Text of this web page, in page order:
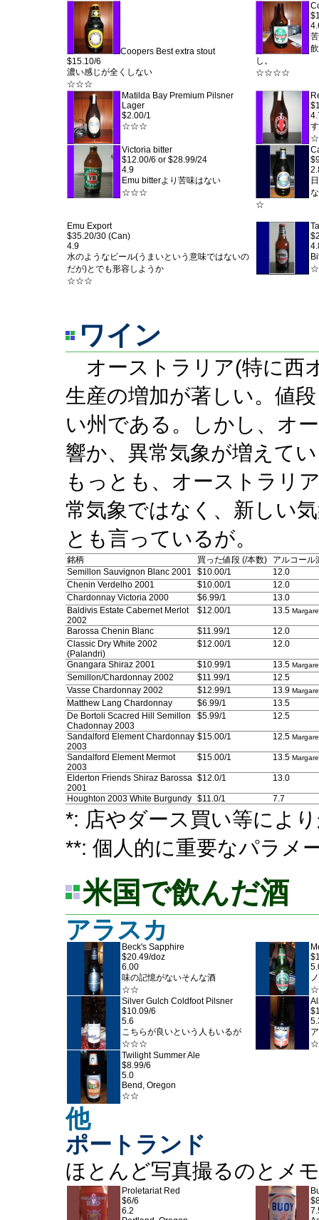
Coopers Best extra stout
$15.10/6
濃い感じが全くしない
☆☆☆
し。
☆☆☆☆
Matilda Bay Premium Pilsner
Lager
$2.00/1
☆☆☆
Victoria bitter
$12.00/6 or $28.99/24
4.9
Emu bitterより苦味はない
☆☆☆
☆
Emu Export
$35.20/30 (Can)
4.9
水のようなビール(うまいという意味ではないの
だが)とでも形容しようか
☆☆☆
ワイン
オーストラリア(特に西
生産の増加が著しい。値
い州である。しかし、オ
響か、異常気象が増えて
もっとも、オーストラリ
常気象ではなく、新しい
とも言っているが。
銘柄 買った値段 (/本数)
アルコール
Semillon Sauvignon Blanc 2001
$10.00/1
12.0
Chenin Verdelho 2001
$10.00/1
12.0
Chardonnay Victoria 2000
$6.99/1
13.0
Baldivis Estate Cabernet Merlot
2002
$12.00/1 13.5
Barossa Chenin Blanc $11.99/1
12.0
Classic Dry White 2002
(Palandri)
$12.00/1 12.0
Gnangara Shiraz 2001 $10.99/1 13.5
Semillon/Chardonnay 2002 $11.99/1
12.5
Vasse Chardonnay 2002
$12.99/1 13.9
Matthew Lang Chardonnay $6.99/1
13.5
De Bortoli Scacred Hill Semillon
Chadonnay 2003
$5.99/1 12.5
Sandalford Element Chardonnay
2003
$15.00/1 12.5
Sandalford Element Mermot
2003
$15.00/1 13.5
Elderton Friends Shiraz Barossa
2001
$12.0/1 13.0
Houghton 2003 White Burgundy $11.0/1 7.7
*: 店やダース買い等によ
**: 個人的に重要なパラメ
米国で飲んだ酒
アラスカ
Beck's Sapphire
$20.49/doz
6.00
味の記憶がないそんな酒
☆☆
Silver Gulch Coldfoot Pilsner
$10.09/6
5.6
こちらが良いという人もいるが
☆☆☆
Twilight Summer Ale
$8.99/6
5.0
Bend, Oregon
☆☆
他
ポートランド
ほとんど写真撮るのとメ
Proletariat Red
$6/6
6.2